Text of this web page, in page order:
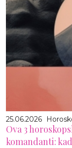
25.06.2026
Ova 3
komandanti: